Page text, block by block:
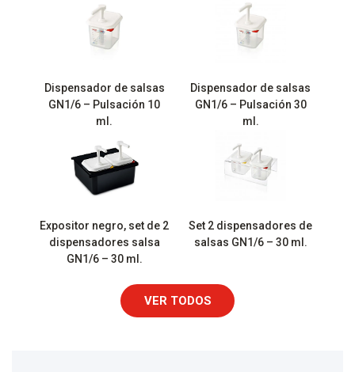
Dispensador de salsas
GN1/6 – Pulsación 10
ml.
Dispensador de salsas
GN1/6 – Pulsación 30
ml.
Expositor negro, set de 2
dispensadores salsa
GN1/6 – 30 ml.
Set 2 dispensadores de
salsas GN1/6 – 30 ml.
VER TODOS